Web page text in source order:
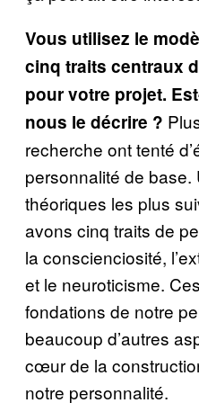
Vous utilisez le
cinq traits centraux
pour votre projet.
nous le décrire ?
recherche ont tenté
personnalité de base.
théoriques les plus
avons cinq traits de
la conscienciosité,
et le neuroticisme.
fondations de notre
beaucoup d’autres
cœur de la
notre personnalité.